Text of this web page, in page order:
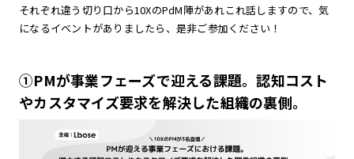
それぞれ違う切り口から10XのPdM陣があれこれ話しますので、気
になるイベントがありましたら、是非ご参加ください！
①PMが事業フェーズで迎える課題。認知コスト
やカスタマイズ要求を解決した組織の裏側。